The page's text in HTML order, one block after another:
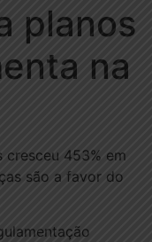
planos
na
cresceu 453% em
são a favor do